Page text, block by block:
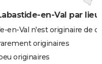
en-Val par
en-Val n'est originaire de
originaires
originaires